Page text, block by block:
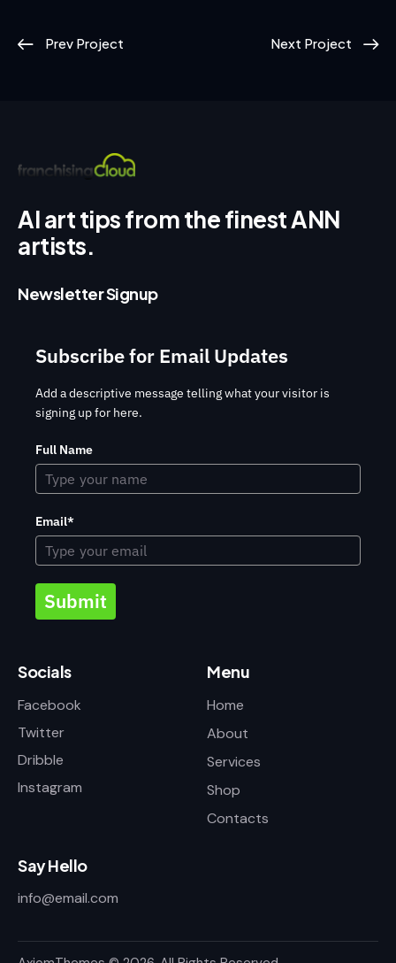
Prev Project Next Project
AI art tips from the finest ANN
artists.
Newsletter Signup
Subscribe for Email Updates
Add a descriptive message telling what your visitor is
signing up for here.
Full Name
Email*
Submit
Socials
Facebook
Twitter
Dribble
Instagram
Menu
Home
About
Services
Shop
Contacts
Say Hello
info@email.com